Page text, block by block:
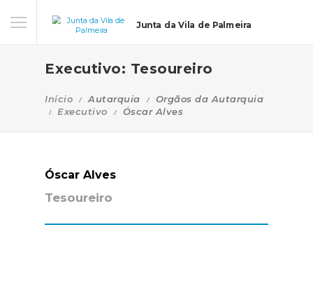
Junta da Vila de Palmeira
Executivo: Tesoureiro
Início Autarquia
Orgãos da Autarquia
Executivo
Óscar Alves
Óscar Alves
Tesoureiro